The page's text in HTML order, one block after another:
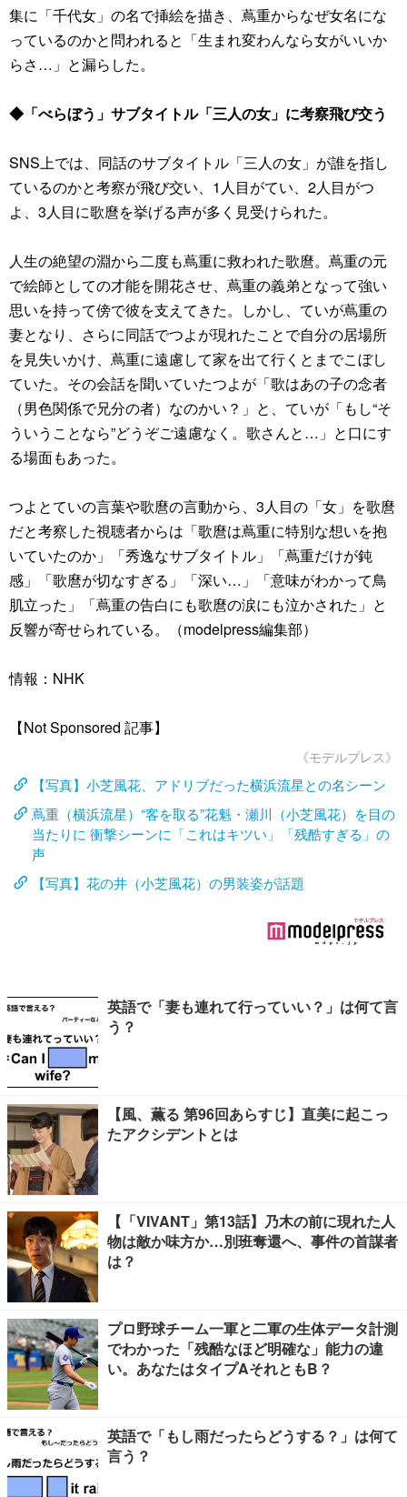
集に「千代女」の名で挿絵を描き、蔦重からなぜ女名にな
っているのかと問われると「生まれ変わんなら女がいいか
らさ…」と漏らした。
◆「べらぼう」サブタイトル「三人の女」に考察飛び交う
SNS上では、同話のサブタイトル「三人の女」が誰を指し
ているのかと考察が飛び交い、1人目がてい、2人目がつ
よ、3人目に歌麿を挙げる声が多く見受けられた。
人生の絶望の淵から二度も蔦重に救われた歌麿。蔦重の元
で絵師としての才能を開花させ、蔦重の義弟となって強い
思いを持って傍で彼を支えてきた。しかし、ていが蔦重の
妻となり、さらに同話でつよが現れたことで自分の居場所
を見失いかけ、蔦重に遠慮して家を出て行くとまでこぼし
ていた。その会話を聞いていたつよが「歌はあの子の念者
（男色関係で兄分の者）なのかい？」と、ていが「もし“そ
ういうことなら”どうぞご遠慮なく。歌さんと…」と口にす
る場面もあった。
つよとていの言葉や歌麿の言動から、3人目の「女」を歌麿
だと考察した視聴者からは「歌麿は蔦重に特別な想いを抱
いていたのか」「秀逸なサブタイトル」「蔦重だけが鈍
感」「歌麿が切なすぎる」「深い…」「意味がわかって鳥
肌立った」「蔦重の告白にも歌麿の涙にも泣かされた」と
反響が寄せられている。（modelpress編集部）
情報：NHK
【Not Sponsored 記事】
《モデルプレス》
【写真】小芝風花、アドリブだった横浜流星との名シーン
蔦重（横浜流星）“客を取る”花魁・瀬川（小芝風花）を目の
当たりに 衝撃シーンに「これはキツい」「残酷すぎる」の
声
【写真】花の井（小芝風花）の男装姿が話題
英語で「妻も連れて行っていい？」は何て言
う？
【風、薫る 第96回あらすじ】直美に起こっ
たアクシデントとは
【「VIVANT」第13話】乃木の前に現れた人
物は敵か味方か…別班奪還へ、事件の首謀者
は？
プロ野球チーム一軍と二軍の生体データ計測
でわかった「残酷なほど明確な」能力の違
い。あなたはタイプAそれともB？
英語で「もし雨だったらどうする？」は何て
言う？